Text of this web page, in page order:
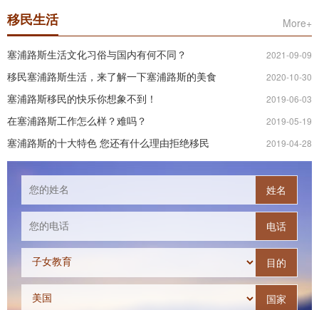
移民生活 More+
塞浦路斯生活文化习俗与国内有何不同？ 2021-09-09
移民塞浦路斯生活，来了解一下塞浦路斯的美食 2020-10-30
塞浦路斯移民的快乐你想象不到！ 2019-06-03
在塞浦路斯工作怎么样？难吗？ 2019-05-19
塞浦路斯的十大特色 您还有什么理由拒绝移民 2019-04-28
姓名
电话
目的
国家